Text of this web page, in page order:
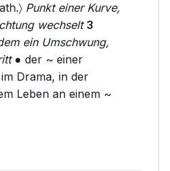
Punkt einer Kurve,
wechselt 3
ein Umschwung,
● der ~ einer
Drama, in der
Leben an einem ~